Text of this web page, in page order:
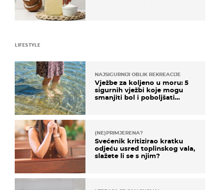
LIFESTYLE
NAJSIGURNIJI OBLIK REKREACIJE
Vježbe za koljeno u moru: 5
sigurnih vježbi koje mogu
smanjiti bol i poboljšati
(NE)PRIMJERENA?
Svećenik kritizirao kratku
odjeću usred toplinskog vala,
slažete li se s njim?